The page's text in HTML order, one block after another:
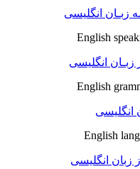
زبـان انگلیسی
English
انگلیسی
English
انگلیسی
English
زبان انگلیسی